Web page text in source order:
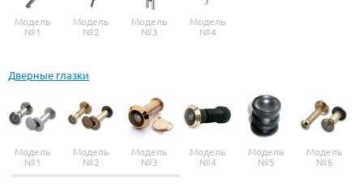
Модель
№1
Модель
№2
Модель
№3
Модель
№4
Дверные глазки
Модель
№1
Модель
№2
Модель
№3
Модель
№4
Модель
№5
Модель
№6